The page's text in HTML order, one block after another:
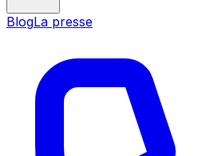
BlogLa presse